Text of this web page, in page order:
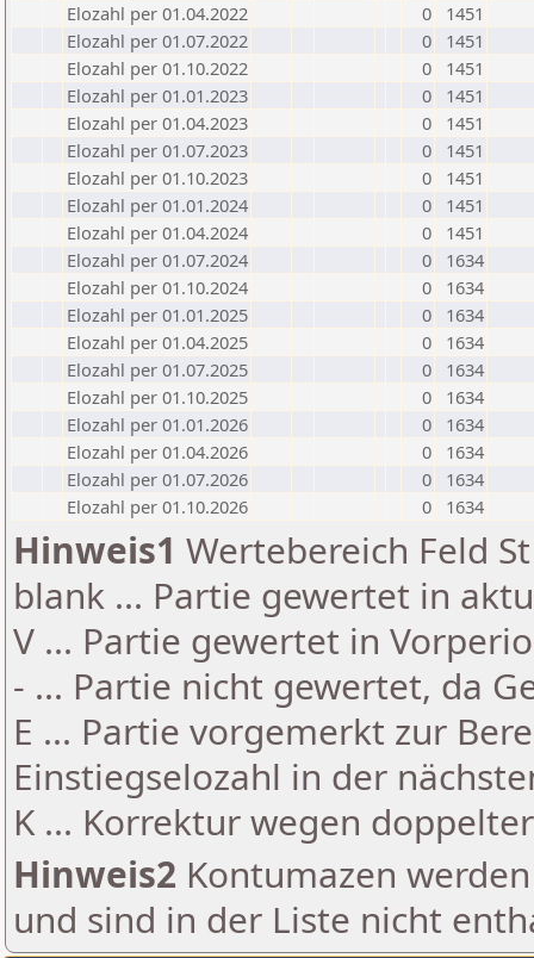
Elozahl per 01.04.2022
0
1451
Elozahl per 01.07.2022
0
1451
Elozahl per 01.10.2022
0
1451
Elozahl per 01.01.2023
0
1451
Elozahl per 01.04.2023
0
1451
Elozahl per 01.07.2023
0
1451
Elozahl per 01.10.2023
0
1451
Elozahl per 01.01.2024
0
1451
Elozahl per 01.04.2024
0
1451
Elozahl per 01.07.2024
0
1634
Elozahl per 01.10.2024
0
1634
Elozahl per 01.01.2025
0
1634
Elozahl per 01.04.2025
0
1634
Elozahl per 01.07.2025
0
1634
Elozahl per 01.10.2025
0
1634
Elozahl per 01.01.2026
0
1634
Elozahl per 01.04.2026
0
1634
Elozahl per 01.07.2026
0
1634
Elozahl per 01.10.2026
0 1634
Hinweis1 Wertebereich Feld
blank ... Partie gewertet in
V ... Partie gewertet in
- ... Partie nicht gewertet, da
E ... Partie vorgemerkt zur
Einstiegselozahl in der
K ... Korrektur wegen
Hinweis2 Kontumazen
und sind in der Liste nicht